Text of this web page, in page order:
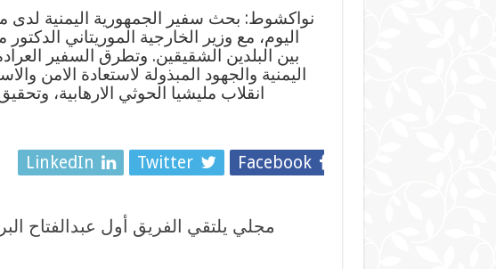
نواكشوط: بحث سفير الجمهورية اليمنية لدى
اليوم، مع وزير الخارجية الموريتاني
بين البلدين الشقيقين. وتطرق السفير
اليمنية والجهود المبذولة لاستعادة الامن
انقلاب مليشيا الحوثي الارهابية،
Facebook
Twitter
LinkedIn
مجلي يلتقي الفريق أول عبدالفتاح